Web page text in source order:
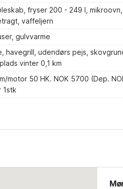
fryser 200 - 249 l,
vaffeljern
gulvvarme
havegrill, udendørs pejs,
vinter 0,1 km
motor 50 HK. NOK 5700 (Dep.
1stk